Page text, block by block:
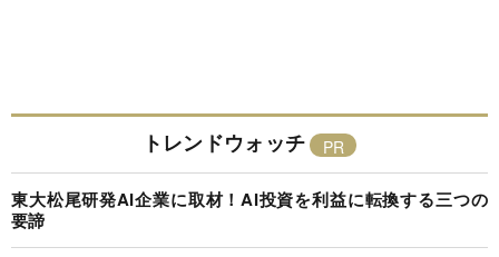
トレンドウォッチ
東大松尾研発AI企業に取材！AI投資を利益に転換する三つの
要諦